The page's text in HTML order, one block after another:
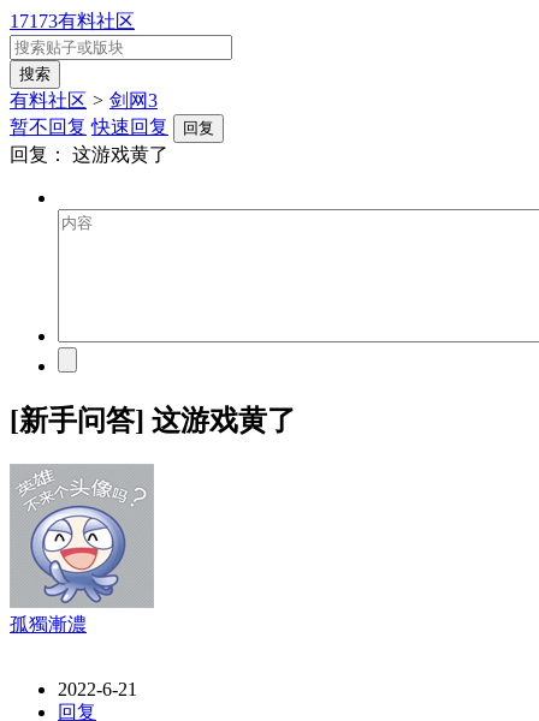
17173有料社区
有料社区 > 剑网3
暂不回复 快速回复 回复
回复： 这游戏黄了
[新手问答] 这游戏黄了
孤獨漸濃
2022-6-21
回复